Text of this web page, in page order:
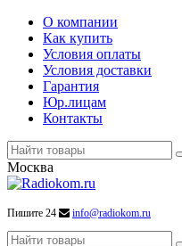
О компании
Как купить
Условия оплаты
Условия доставки
Гарантия
Юр.лицам
Контакты
Москва
Пишите 24 info@radiokom.ru